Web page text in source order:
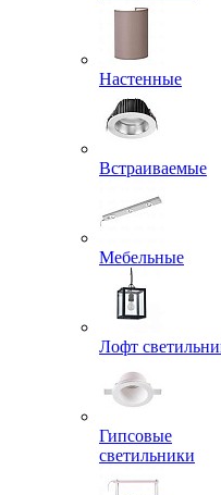
Настенные
Встраиваемые
Мебельные
Лофт
Гипсовые
светильники